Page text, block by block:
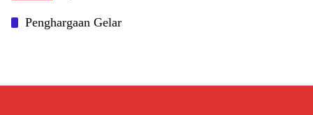
Penghargaan Gelar